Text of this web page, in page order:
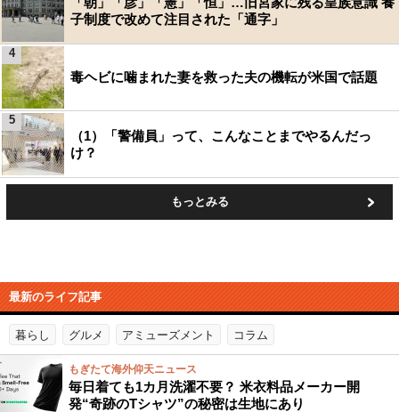
子制度で改めて注目された「通字」
毒ヘビに噛まれた妻を救った夫の機転が米国で話題
4
（1）「警備員」って、こんなことまでやるんだっ
け？
5
もっとみる
最新のライフ記事
暮らし グルメ アミューズメント コラム
もぎたて海外仰天ニュース
毎日着ても1カ月洗濯不要？ 米衣料品メーカー開
発“奇跡のTシャツ”の秘密は生地にあり